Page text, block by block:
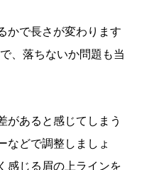
かで長さが変わります
、落ちないか問題も当
あると感じてしまう
などで調整しましょ
感じる眉の上ラインを